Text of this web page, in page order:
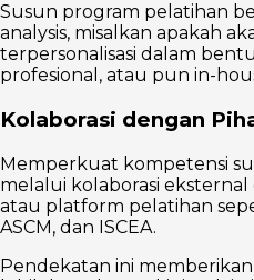
Susun program pelatihan
analysis, misalkan apakah
terpersonalisasi dalam
profesional, atau pun in-
Kolaborasi dengan
Memperkuat kompetensi
melalui kolaborasi eksternal
atau platform pelatihan
ASCM, dan ISCEA.
Pendekatan ini